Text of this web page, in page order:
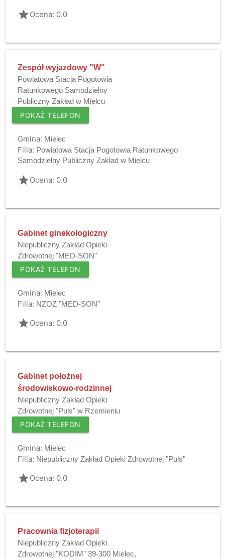
gradeOcena: 0.0
Zespół wyjazdowy "W"
Powiatowa Stacja Pogotowia
Ratunkowego Samodzielny
Publiczny Zakład w Mielcu
POKAŻ TELEFON
Gmina: Mielec
Filia: Powiatowa Stacja Pogotowia Ratunkowego
Samodzielny Publiczny Zakład w Mielcu
gradeOcena: 0.0
Gabinet ginekologiczny
Niepubliczny Zakład Opieki
Zdrowotnej "MED-SON"
POKAŻ TELEFON
Gmina: Mielec
Filia: NZOZ "MED-SON"
gradeOcena: 0.0
Gabinet położnej
środowiskowo-rodzinnej
Niepubliczny Zakład Opieki
Zdrowotnej "Puls" w Rzemieniu
POKAŻ TELEFON
Gmina: Mielec
Filia: Niepubliczny Zakład Opieki Zdrowotnej "Puls"
gradeOcena: 0.0
Pracownia fizjoterapii
Niepubliczny Zakład Opieki
Zdrowotnej "KODIM" 39-300 Mielec,